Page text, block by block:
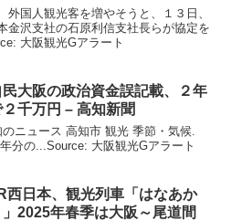
国人観光客を増やそうと、１３日、
金沢支社の石原利信支社長らが協定を
大阪観光Gアラート
民大阪の政治資金誤記載、２年
千万円 – 高知新聞
ニュース 高知市 観光 季節・気候.
分の...Source: 大阪観光Gアラート
西日本、観光列車「はなあか
」2025年春季は大阪 ～尾道間